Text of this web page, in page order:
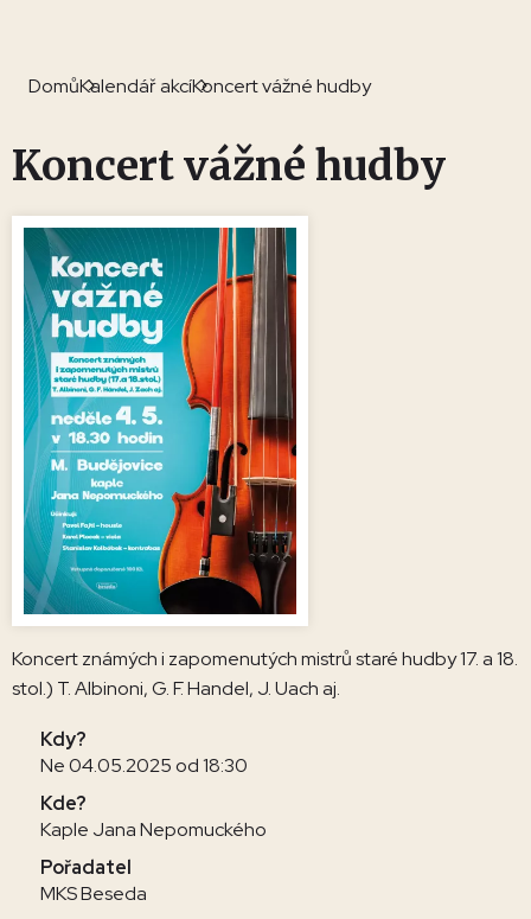
DomůKalendář akcíKoncert vážné hudby
Koncert vážné hudby
Koncert známých i zapomenutých mistrů staré hudby 17. a 18.
stol.) T. Albinoni, G. F. Handel, J. Uach aj.
Kdy?
Ne 04.05.2025 od 18:30
Kde?
Kaple Jana Nepomuckého
Pořadatel
MKS Beseda